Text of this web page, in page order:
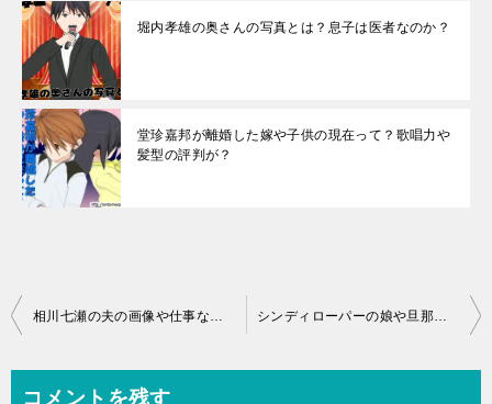
堀内孝雄の奥さんの写真とは？息子は医者なのか？
堂珍嘉邦が離婚した嫁や子供の現在って？歌唱力や
髪型の評判が？
投
相川七瀬の夫の画像や仕事などの詳細とは？長男の大学やイケメン画像が！ シンディローパーの娘や旦那画像とは？最近は何を？人柄に迫る
コメントを残す